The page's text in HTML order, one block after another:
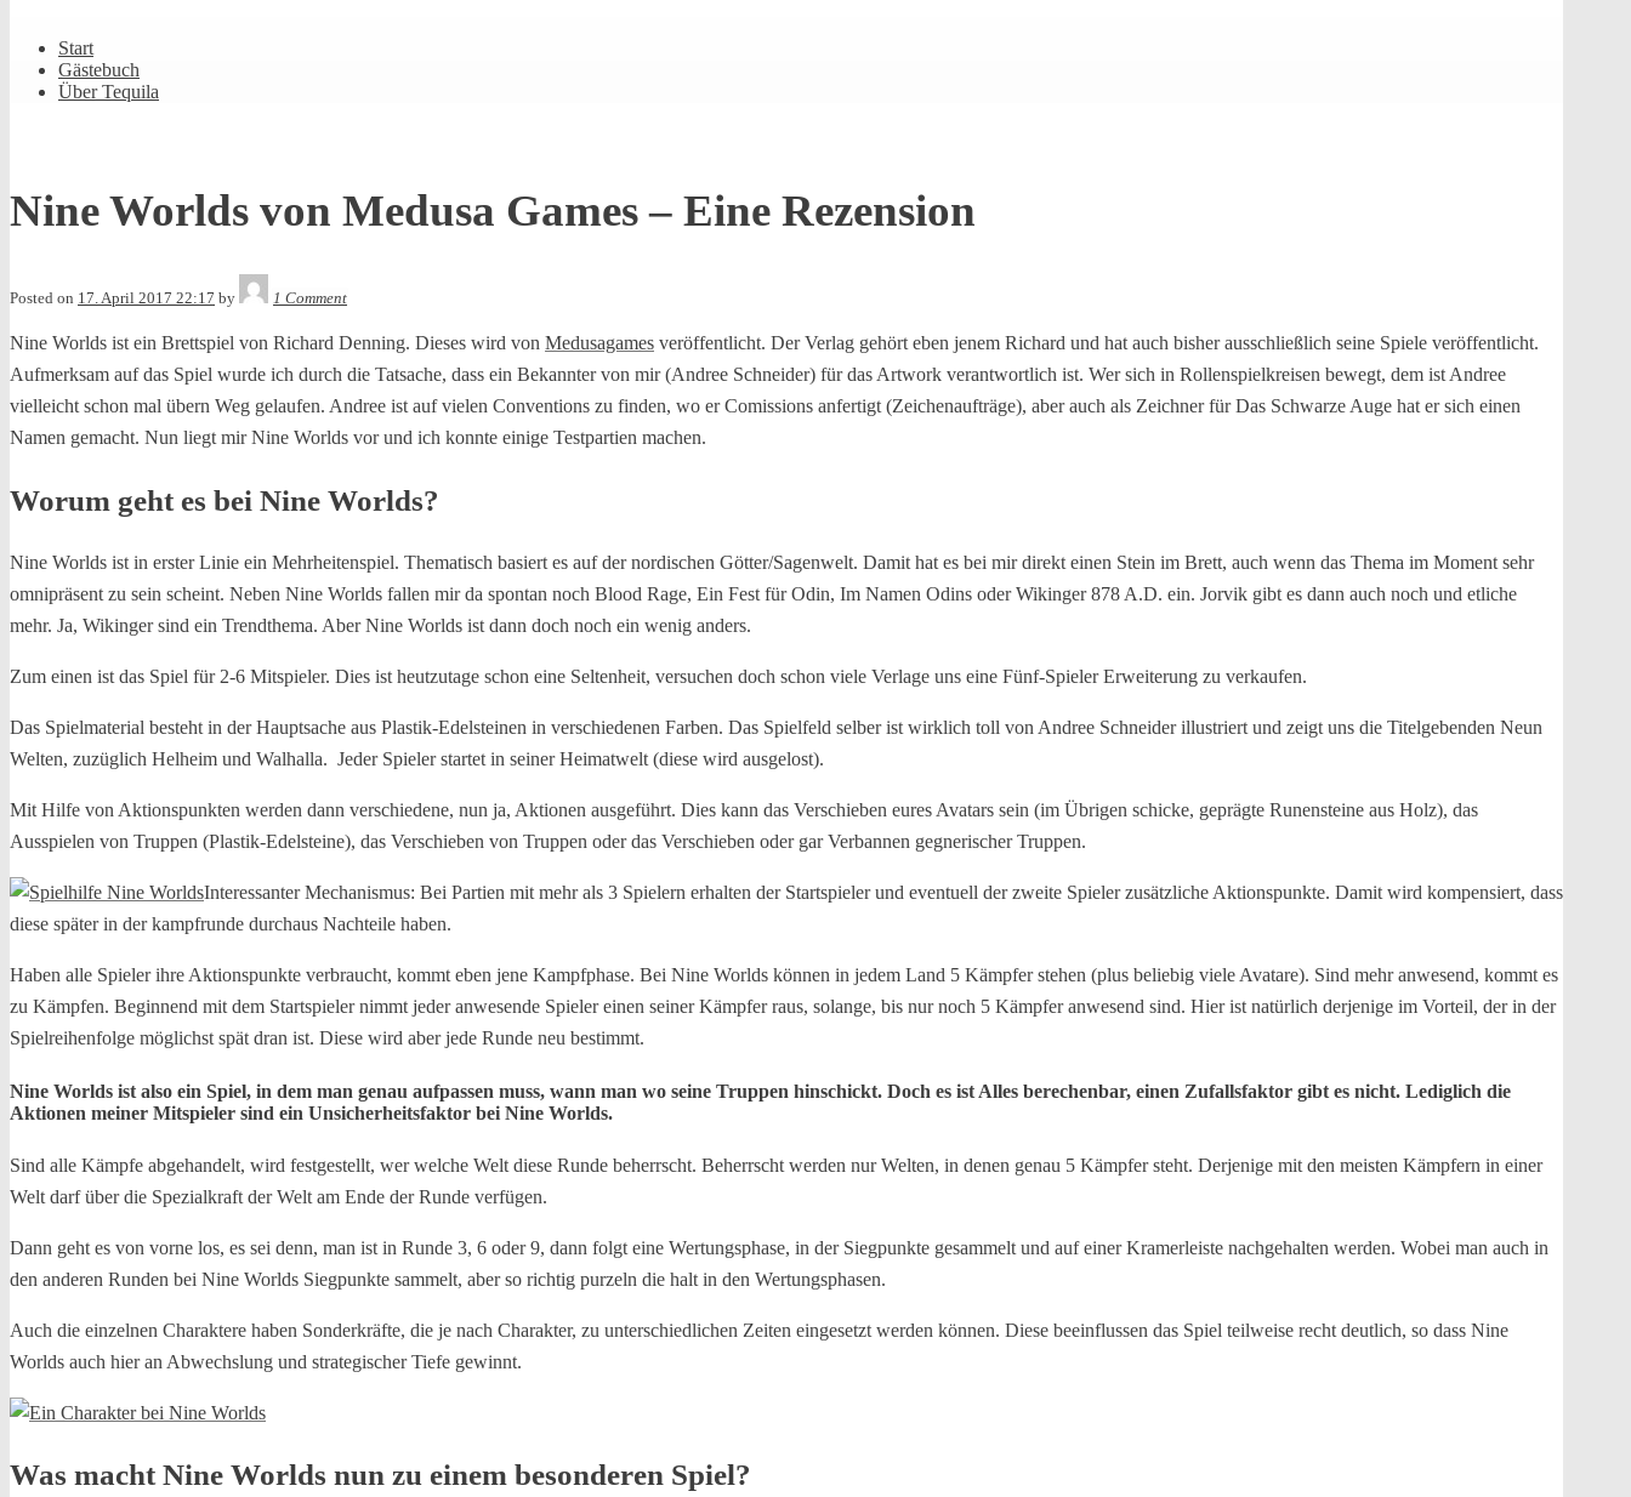
Navigation
Start
Gästebuch
Über Tequila
Nine Worlds von Medusa Games – Eine Rezension
Posted on 17. April 2017 22:17 by
1 Comment
Nine Worlds ist ein Brettspiel von Richard Denning. Dieses wird von Medusagames veröffentlicht. Der Verlag gehört eben jenem Richard und hat auch bisher ausschließlich seine Spiele veröffentlicht.
Aufmerksam auf das Spiel wurde ich durch die Tatsache, dass ein Bekannter von mir (Andree Schneider) für das Artwork verantwortlich ist. Wer sich in Rollenspielkreisen bewegt, dem ist Andree
vielleicht schon mal übern Weg gelaufen. Andree ist auf vielen Conventions zu finden, wo er Comissions anfertigt (Zeichenaufträge), aber auch als Zeichner für Das Schwarze Auge hat er sich einen
Namen gemacht. Nun liegt mir Nine Worlds vor und ich konnte einige Testpartien machen.
Worum geht es bei Nine Worlds?
Nine Worlds ist in erster Linie ein Mehrheitenspiel. Thematisch basiert es auf der nordischen Götter/Sagenwelt. Damit hat es bei mir direkt einen Stein im Brett, auch wenn das Thema im Moment sehr
omnipräsent zu sein scheint. Neben Nine Worlds fallen mir da spontan noch Blood Rage, Ein Fest für Odin, Im Namen Odins oder Wikinger 878 A.D. ein. Jorvik gibt es dann auch noch und etliche
mehr. Ja, Wikinger sind ein Trendthema. Aber Nine Worlds ist dann doch noch ein wenig anders.
Zum einen ist das Spiel für 2-6 Mitspieler. Dies ist heutzutage schon eine Seltenheit, versuchen doch schon viele Verlage uns eine Fünf-Spieler Erweiterung zu verkaufen.
Das Spielmaterial besteht in der Hauptsache aus Plastik-Edelsteinen in verschiedenen Farben. Das Spielfeld selber ist wirklich toll von Andree Schneider illustriert und zeigt uns die Titelgebenden Neun
Welten, zuzüglich Helheim und Walhalla. Jeder Spieler startet in seiner Heimatwelt (diese wird ausgelost).
Mit Hilfe von Aktionspunkten werden dann verschiedene, nun ja, Aktionen ausgeführt. Dies kann das Verschieben eures Avatars sein (im Übrigen schicke, geprägte Runensteine aus Holz), das
Ausspielen von Truppen (Plastik-Edelsteine), das Verschieben von Truppen oder das Verschieben oder gar Verbannen gegnerischer Truppen.
Interessanter Mechanismus: Bei Partien mit mehr als 3 Spielern erhalten der Startspieler und eventuell der zweite Spieler zusätzliche Aktionspunkte. Damit wird kompensiert, dass
diese später in der kampfrunde durchaus Nachteile haben.
Haben alle Spieler ihre Aktionspunkte verbraucht, kommt eben jene Kampfphase. Bei Nine Worlds können in jedem Land 5 Kämpfer stehen (plus beliebig viele Avatare). Sind mehr anwesend, kommt es
zu Kämpfen. Beginnend mit dem Startspieler nimmt jeder anwesende Spieler einen seiner Kämpfer raus, solange, bis nur noch 5 Kämpfer anwesend sind. Hier ist natürlich derjenige im Vorteil, der in der
Spielreihenfolge möglichst spät dran ist. Diese wird aber jede Runde neu bestimmt.
Nine Worlds ist also ein Spiel, in dem man genau aufpassen muss, wann man wo seine Truppen hinschickt. Doch es ist Alles berechenbar, einen Zufallsfaktor gibt es nicht. Lediglich die
Aktionen meiner Mitspieler sind ein Unsicherheitsfaktor bei Nine Worlds.
Sind alle Kämpfe abgehandelt, wird festgestellt, wer welche Welt diese Runde beherrscht. Beherrscht werden nur Welten, in denen genau 5 Kämpfer steht. Derjenige mit den meisten Kämpfern in einer
Welt darf über die Spezialkraft der Welt am Ende der Runde verfügen.
Dann geht es von vorne los, es sei denn, man ist in Runde 3, 6 oder 9, dann folgt eine Wertungsphase, in der Siegpunkte gesammelt und auf einer Kramerleiste nachgehalten werden. Wobei man auch in
den anderen Runden bei Nine Worlds Siegpunkte sammelt, aber so richtig purzeln die halt in den Wertungsphasen.
Auch die einzelnen Charaktere haben Sonderkräfte, die je nach Charakter, zu unterschiedlichen Zeiten eingesetzt werden können. Diese beeinflussen das Spiel teilweise recht deutlich, so dass Nine
Worlds auch hier an Abwechslung und strategischer Tiefe gewinnt.
Was macht Nine Worlds nun zu einem besonderen Spiel?